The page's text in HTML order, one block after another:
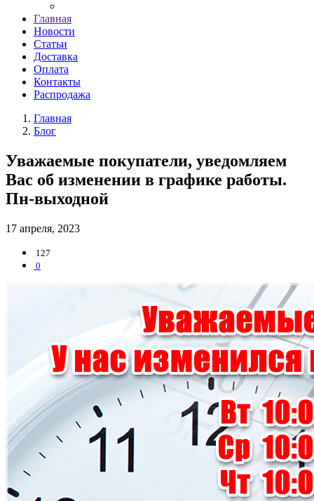
Главная
Новости
Статьи
Доставка
Оплата
Контакты
Распродажа
Главная
Блог
Уважаемые покупатели, уведомляем
Вас об изменении в графике работы.
Пн-выходной
17 апреля, 2023
127
0